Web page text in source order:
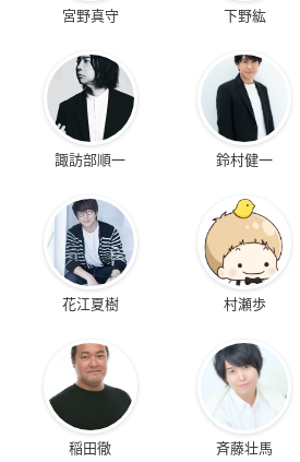
宮野真守 下野紘
諏訪部順一 鈴村健一
花江夏樹 村瀬歩
稲田徹 斉藤壮馬